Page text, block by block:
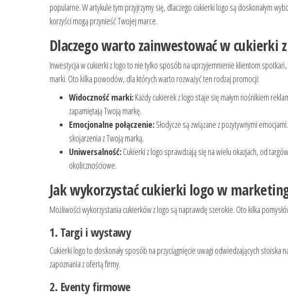
popularne. W artykule tym przyjrzymy się, dlaczego cukierki logo są doskonałym
korzyści mogą przynieść Twojej marce.
Dlaczego warto zainwestować w cukierki
Inwestycja w cukierki z logo to nie tylko sposób na uprzyjemnienie klientom
marki. Oto kilka powodów, dla których warto rozważyć ten rodzaj promocji:
Widoczność marki:Każdy cukierek z logo staje się małym nośnikiem
zapamiętają Twoją markę.
Emocjonalne połączenie:Słodycze są związane z pozytywnymi
skojarzenia z Twoją marką.
Uniwersalność:Cukierki z logo sprawdzają się na wielu okazjach, od
okolicznościowe.
Jak wykorzystać cukierki logo w
Możliwości wykorzystania cukierków z logo są naprawdę szerokie. Oto kilka
1. Targi i wystawy
Cukierki logo to doskonały sposób na przyciągnięcie uwagi odwiedzających stoiska
zapoznania z ofertą firmy.
2. Eventy firmowe